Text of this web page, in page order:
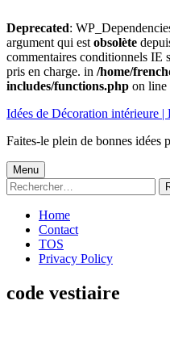
Deprecated:
argument qui est obsolète
commentaires conditionnels IE
pris en charge. in /home/
includes/functions.php on line
au
Idées de Décoration intérieure |
Faites-le plein de bonnes idées
Menu
principal
Menu
Rechercher :
Home
Contact
TOS
Privacy Policy
code vestiaire